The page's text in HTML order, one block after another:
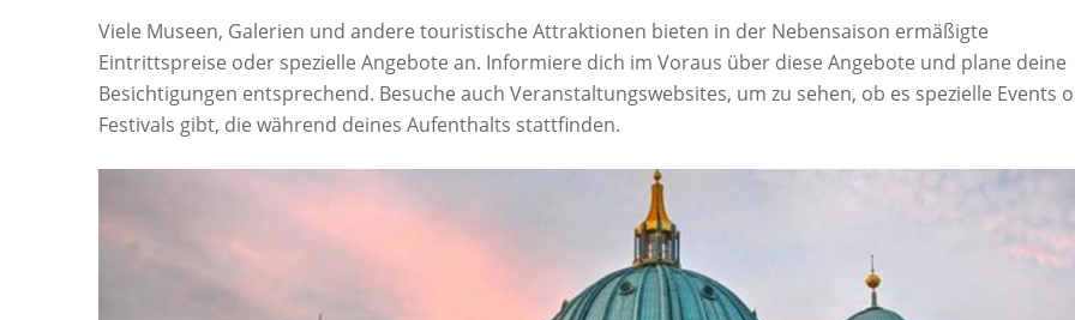
Viele Museen, Galerien und andere touristische Attraktionen bieten in der Nebensaison ermäßigte
Eintrittspreise oder spezielle Angebote an. Informiere dich im Voraus über diese Angebote und plane deine
Besichtigungen entsprechend. Besuche auch Veranstaltungswebsites, um zu sehen, ob es spezielle Events
Festivals gibt, die während deines Aufenthalts stattfinden.